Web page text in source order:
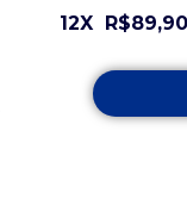
12X R$89,90